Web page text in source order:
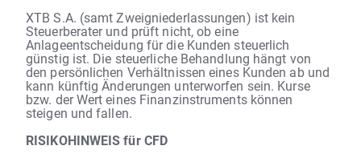
XTB S.A. (samt Zweigniederlassungen) ist kein
Steuerberater und prüft nicht, ob eine
Anlageentscheidung für die Kunden steuerlich
günstig ist. Die steuerliche Behandlung hängt von
den persönlichen Verhältnissen eines Kunden ab und
kann künftig Änderungen unterworfen sein. Kurse
bzw. der Wert eines Finanzinstruments können
steigen und fallen.
RISIKOHINWEIS für CFD